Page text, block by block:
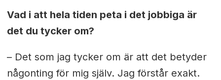
Vad i att hela tiden peta i det jobbiga är
det du tycker om?
– Det som jag tycker om är att det betyder
någonting för mig själv. Jag förstår exakt.